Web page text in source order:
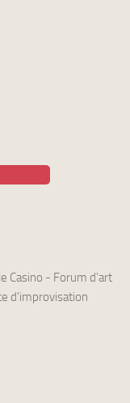
Casino - Forum d'art
d'improvisation